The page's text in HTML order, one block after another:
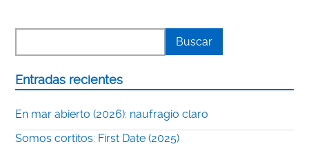
Entradas recientes
En mar abierto (2026): naufragio claro
Somos cortitos: First Date (2025)